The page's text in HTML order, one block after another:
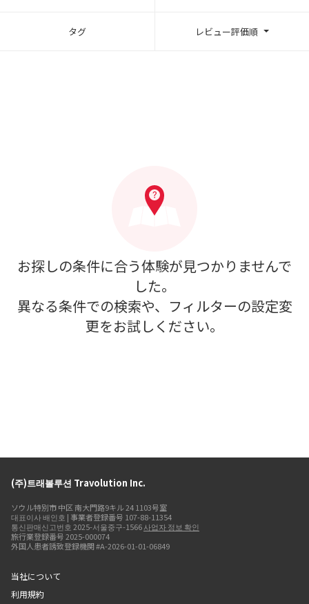
タグ レビュー評価順
お探しの条件に合う体験が見つかりませんで
した。
異なる条件での検索や、フィルターの設定変
更をお試しください。
(주)트래볼루션 Travolution Inc.
ソウル特別市 中区 南大門路9キル 24 1103号室
대표이사 배인호 | 事業者登録番号 107-88-11354
통신판매신고번호 2025-서울중구-1566사업자 정보 확인
旅行業登録番号 2025-000074
外国人患者誘致登録機関 #A-2026-01-01-06849
当社について
利用規約